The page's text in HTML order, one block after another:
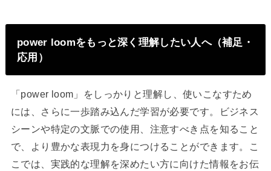
power loomをもっと深く理解したい人へ（補足・
応用）
「power loom」をしっかりと理解し、使いこなすため
には、さらに一歩踏み込んだ学習が必要です。ビジネス
シーンや特定の文脈での使用、注意すべき点を知ること
で、より豊かな表現力を身につけることができます。こ
こでは、実践的な理解を深めたい方に向けた情報をお伝